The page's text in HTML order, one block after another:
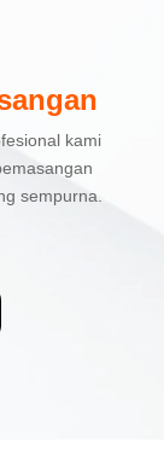
kami
sempurna.